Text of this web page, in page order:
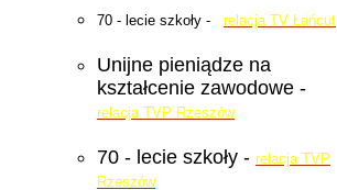
70 - lecie szkoły - relacja TV Łańcut
Unijne pieniądze na
kształcenie zawodowe -
relacja TVP Rzeszów
70 - lecie szkoły - relacja TVP
Rzeszów